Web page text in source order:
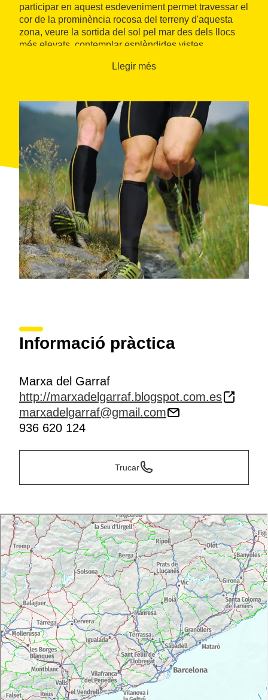
participar en aquest esdeveniment permet travessar el
cor de la prominència rocosa del terreny d'aquesta
zona, veure la sortida del sol pel mar des dels llocs
més elevats, contemplar esplèndides vistes
Llegir més
Informació pràctica
Marxa del Garraf
http://marxadelgarraf.blogspot.com.es
marxadelgarraf@gmail.com
936 620 124
Trucar